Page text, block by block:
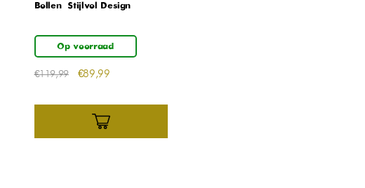
Bollen – Stijlvol Design
Op voorraad
€119,99 €89,99